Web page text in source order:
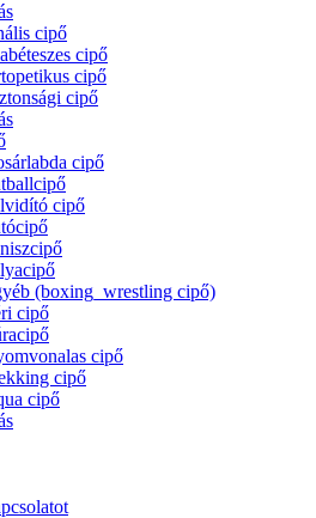
cipő
cipő
cipő
cipő
cipő
cipő
(boxing_wrestling cipő)
cipő
cipő
cipő
cipő